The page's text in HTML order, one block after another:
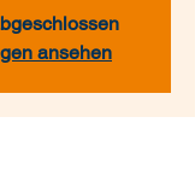
ansehen